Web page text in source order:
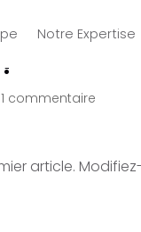
Notre Expertise
|1 commentaire
article.